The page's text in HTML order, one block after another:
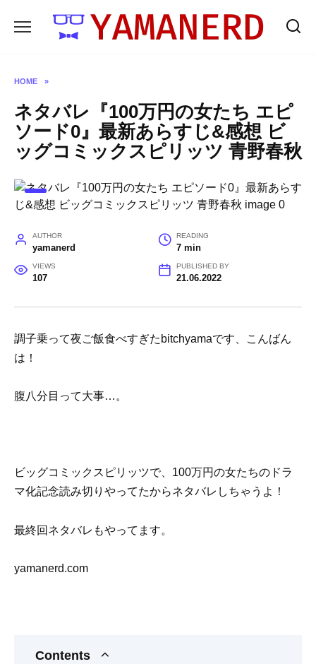
HOME »
ネタバレ『100万円の女たち エピ
ソード0』最新あらすじ&感想 ビ
ッグコミックスピリッツ 青野春秋
AUTHOR
yamanerd
READING
7 min
VIEWS
107
PUBLISHED BY
21.06.2022
調子乗って夜ご飯食べすぎたbitchyamaです、こんばん
は！
腹八分目って大事…。
ビッグコミックスピリッツで、100万円の女たちのドラ
マ化記念読み切りやってたからネタバレしちゃうよ！
最終回ネタバレもやってます。
yamanerd.com
Contents